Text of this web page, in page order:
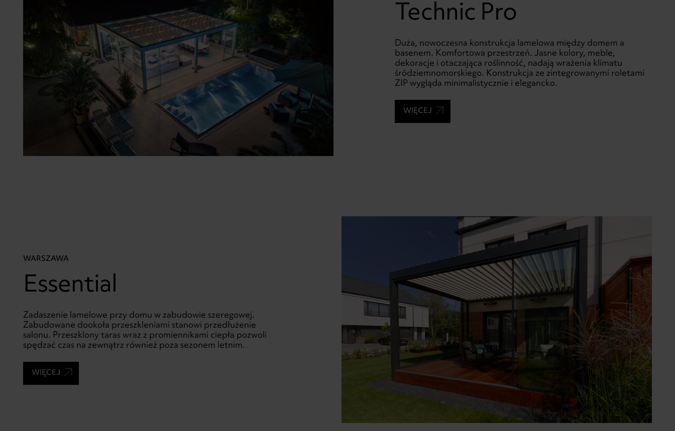
Technic Pro
Duża, nowoczesna konstrukcja lamelowa między domem a
basenem. Komfortowa przestrzeń. Jasne kolory, meble,
dekoracje i otaczająca roślinność, nadają wrażenia klimatu
śródziemnomorskiego. Konstrukcja ze zintegrowanymi roletami
ZIP wygląda minimalistycznie i elegancko.
WIĘCEJ
WARSZAWA
Essential
Zadaszenie lamelowe przy domu w zabudowie szeregowej.
Zabudowane dookoła przeszkleniami stanowi przedłużenie
salonu. Przeszklony taras wraz z promiennikami ciepła pozwoli
spędzać czas na zewnątrz również poza sezonem letnim.
WIĘCEJ